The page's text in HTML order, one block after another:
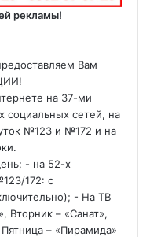
рекламы!
Вам
на 37-ми
социальных сетей, на
№123 и №172 и на
- на 52-х
172: с
- На ТВ
Вторник – «Санат»,
– «Пирамида»